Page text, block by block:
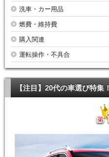
洗車・カー用品
燃費・維持費
購入関連
運転操作・不具合
【注目】20代の車選び特集！